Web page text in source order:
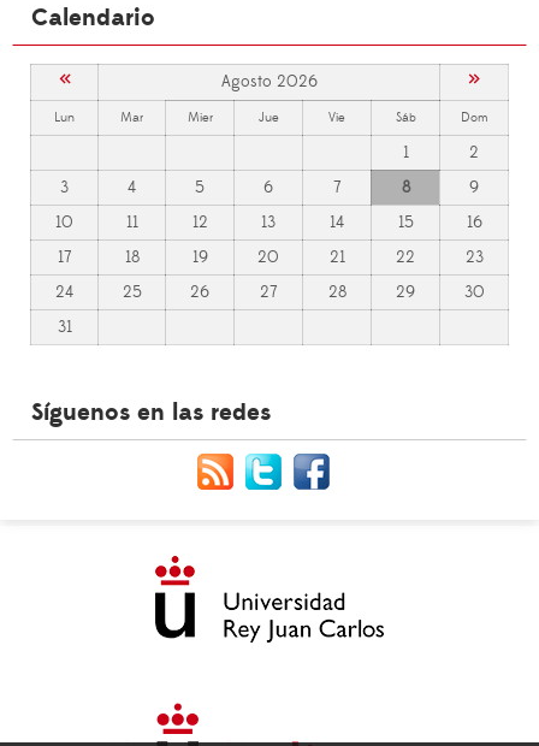
Calendario
« Agosto 2026 »
Lun Mar Mier Jue Vie Sáb Dom
1
2
3
4 5 6 7 8
9
10
11 12 13 14 15
16
17
18 19 20 21 22
23
24
25 26 27 28 29
30
31
Síguenos en las redes